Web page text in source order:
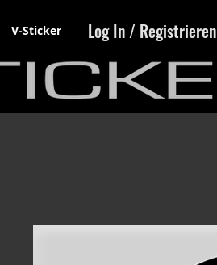
V-Sticker Log In / Registrieren